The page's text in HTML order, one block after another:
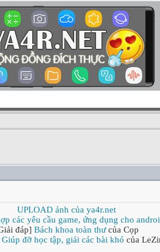
UPLOAD ảnh của ya4r.net
các yêu cầu game, ứng dụng cho
đáp] Bách khoa toàn thưcủa Cọp
Giúp đỡ học tập, giải các bài khó của